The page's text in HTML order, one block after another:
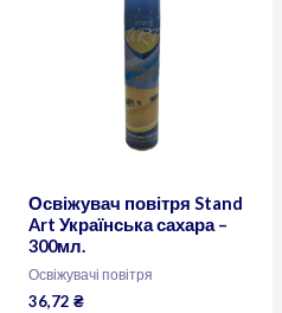
Освіжувач повітря Stand
Art Українська сахара –
300мл.
Освіжувачі повітря
36,72 ₴